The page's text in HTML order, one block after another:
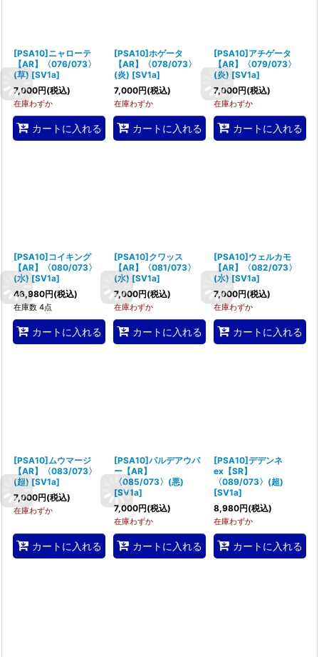
[PSA10]ニャローテ
【AR】〈076/073〉
(草) [SV1a]
7,000円(税込)
在庫わずか
カートに入れる
[PSA10]ホゲータ
【AR】〈078/073〉
(炎) [SV1a]
7,000円(税込)
在庫わずか
カートに入れる
[PSA10]アチゲータ
【AR】〈079/073〉
(炎) [SV1a]
7,000円(税込)
在庫わずか
カートに入れる
[PSA10]コイキング
【AR】〈080/073〉
(水) [SV1a]
46,980円(税込)
在庫数 4点
カートに入れる
[PSA10]クワッス
【AR】〈081/073〉
(水) [SV1a]
7,000円(税込)
在庫わずか
カートに入れる
[PSA10]ウェルカモ
【AR】〈082/073〉
(水) [SV1a]
7,000円(税込)
在庫わずか
カートに入れる
[PSA10]ムウマージ
【AR】〈083/073〉
(超) [SV1a]
7,000円(税込)
在庫わずか
カートに入れる
[PSA10]パルデアウパ
ー【AR】
〈085/073〉(悪)
[SV1a]
7,000円(税込)
在庫わずか
カートに入れる
[PSA10]デデンネ
ex【SR】
〈089/073〉(超)
[SV1a]
8,980円(税込)
在庫わずか
カートに入れる